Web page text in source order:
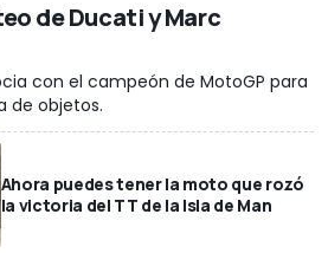
de Ducati y Marc
con el campeón de MotoGP para
de objetos.
Ahora puedes tener la moto que rozó
la victoria del TT de la Isla de Man